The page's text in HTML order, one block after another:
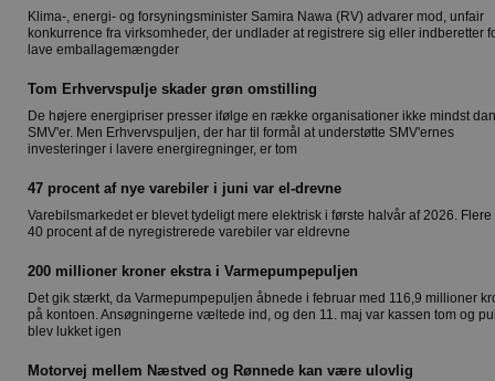
Klima-, energi- og forsyningsminister Samira Nawa (RV) advarer mod, unfair
konkurrence fra virksomheder, der undlader at registrere sig eller indberetter
lave emballagemængder
Tom Erhvervspulje skader grøn omstilling
De højere energipriser presser ifølge en række organisationer ikke mindst
SMV'er. Men Erhvervspuljen, der har til formål at understøtte SMV'ernes
investeringer i lavere energiregninger, er tom
47 procent af nye varebiler i juni var el-drevne
Varebilsmarkedet er blevet tydeligt mere elektrisk i første halvår af 2026. Flere
40 procent af de nyregistrerede varebiler var eldrevne
200 millioner kroner ekstra i Varmepumpepuljen
Det gik stærkt, da Varmepumpepuljen åbnede i februar med 116,9 millioner
på kontoen. Ansøgningerne væltede ind, og den 11. maj var kassen tom og
blev lukket igen
Motorvej mellem Næstved og Rønnede kan være ulovlig